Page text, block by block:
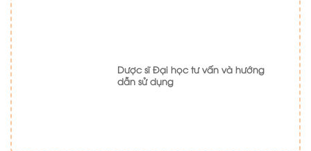
Dược sĩ Đại học tư vấn và hướng
dẫn sử dụng